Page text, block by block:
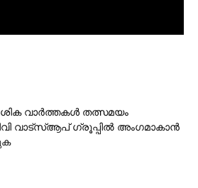
വാര്‍ത്തകള്‍ തത്സമയം
വാട്‌സ്ആപ് ഗ്രൂപ്പില്‍ അംഗമാകാന്‍